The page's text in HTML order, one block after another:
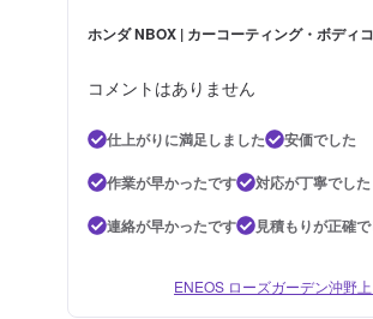
ホンダ NBOX | カーコーティング・ボディ
コメントはありません
仕上がりに満足しました
安価でした
作業が早かったです
対応が丁寧でした
連絡が早かったです
見積もりが正確
ENEOS ローズガーデン沖野